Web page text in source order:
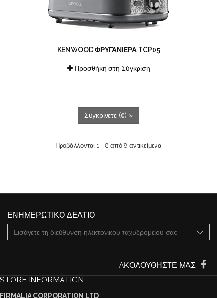
KENWOOD ΦΡΥΓΑΝΙΈΡΑ TCP05
Προσθήκη στη Σύγκριση
Συγκρίνετε (0) »
Προβάλλονται 1 - 8 από 8 αντικείμενα
ΕΝΗΜΕΡΩΤΙΚΌ ΔΕΛΤΊΟ
AΚΟΛΟΥΘΉΣΤΕ ΜΑΣ
STORE INFORMATION
FIRMALIA CORPORATION LTD